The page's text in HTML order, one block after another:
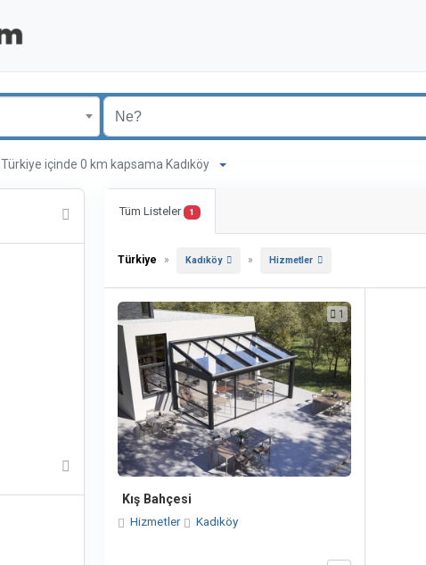
Türkiye içinde 0 km kapsama Kadıköy
Tüm Listeler 1
Türkiye » Kadıköy » Hizmetler
1
Kış Bahçesi
Hizmetler
Kadıköy